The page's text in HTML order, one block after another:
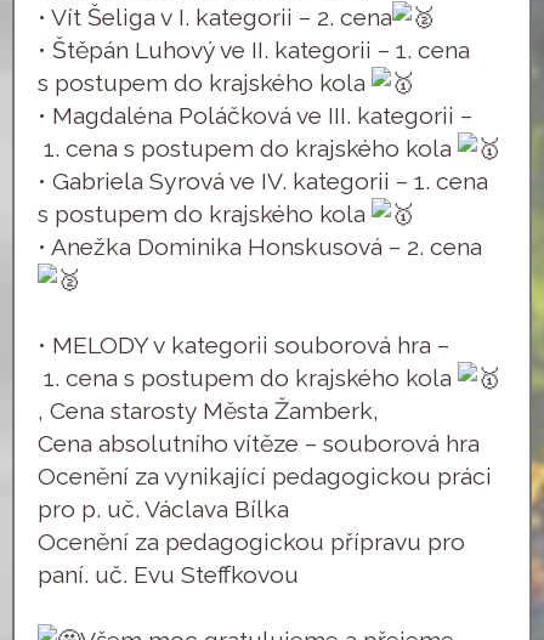
•⁠ ⁠⁠Vít Šeliga v I. kategorii – 2. cena
•⁠ ⁠⁠Štěpán Luhový ve II. kategorii – 1. cena
s postupem do krajského kola
•⁠ ⁠⁠Magdaléna Poláčková ve III. kategorii –
1. cena s postupem do krajského kola
•⁠ ⁠⁠Gabriela Syrová ve IV. kategorii – 1. cena
s postupem do krajského kola
•⁠ ⁠⁠Anežka Dominika Honskusová – 2. cena
•⁠ ⁠⁠MELODY v kategorii souborová hra –
1. cena s postupem do krajského kola
, Cena starosty Města Žamberk,
Cena absolutního vítěze – souborová hra
Ocenění za vynikající pedagogickou práci
pro p. uč. Václava Bílka
Ocenění za pedagogickou přípravu pro
paní. uč. Evu Steffkovou